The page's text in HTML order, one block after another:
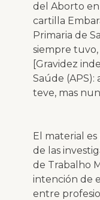
del Aborto en
cartilla
Primaria de
siempre
[Gravidez
Saúde (APS):
teve, mas
El material
de las
de Trabalho
intención de
entre